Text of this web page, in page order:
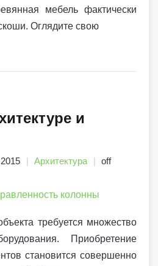
мебель фактически
Оглядите свою
и
Архитектура off
требуется множество
Приобретение
становится совершенно